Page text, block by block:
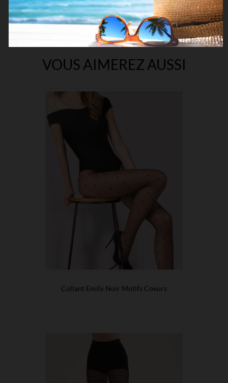
VOUS AIMEREZ AUSSI
Collant Emily Noir Motifs Coeurs